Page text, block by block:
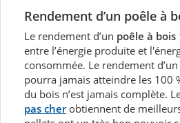
Rendement d’un poêle à
Le rendement d’un poêle à bois
entre l’énergie produite et
consommée. Le rendement
pourra jamais atteindre les 100
du bois n’est jamais complète.
pas cherobtiennent de